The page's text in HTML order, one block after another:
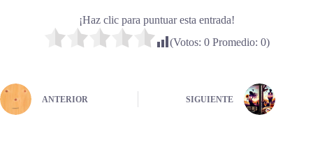
¡Haz clic para puntuar esta entrada!
(Votos: 0Promedio: 0)
ANTERIOR SIGUIENTE